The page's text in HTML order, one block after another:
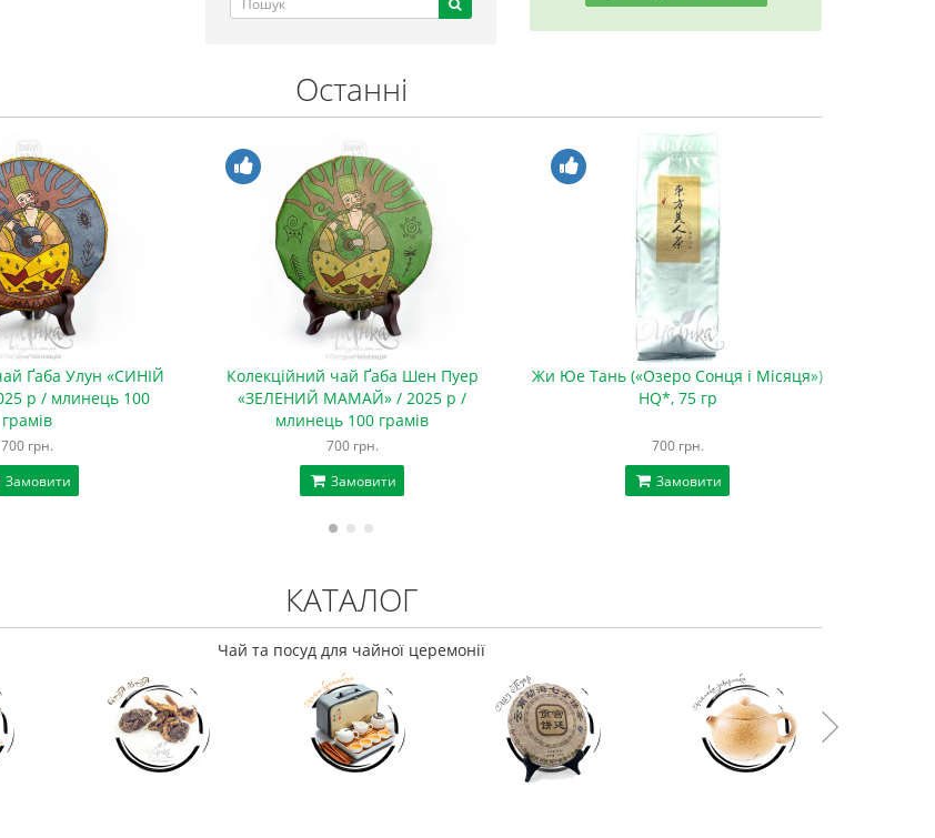
Останні
Ґаба Улун «СИНІЙ
р / млинець 100
грамів
700 грн.
Замовити
Колекційний чай Ґаба Шен Пуер
«ЗЕЛЕНИЙ МАМАЙ» / 2025 р /
млинець 100 грамів
700 грн.
Замовити
Жи Юе Тань («Озеро Сонця і Місяця»)
HQ*, 75 гр
700 грн.
Замовити
КАТАЛОГ
Чай та посуд для чайної церемонії